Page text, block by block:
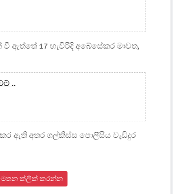
ඇත්තේ 17 හැවිරිදි අබේසේකර මාවත,
..
ඇති අතර ගල්කිස්ස පොලීසිය වැඩිදුර
මෙතන ක්ලික් කරන්න